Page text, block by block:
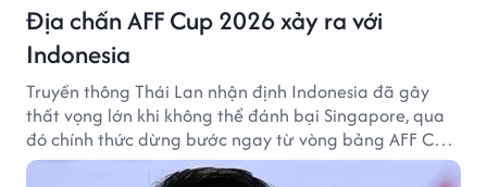
Địa chấn AFF Cup 2026 xảy ra với
Indonesia
Truyền thông Thái Lan nhận định Indonesia đã gây
thất vọng lớn khi không thể đánh bại Singapore, qua
đó chính thức dừng bước ngay từ vòng bảng AFF Cup
2026.